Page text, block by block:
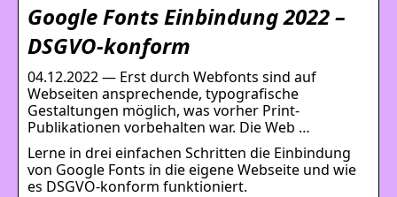
Google Fonts Einbindung 2022 –
DSGVO-konform
04.12.2022 — Erst durch Webfonts sind auf
Webseiten ansprechende, typografische
Gestaltungen möglich, was vorher Print-
Publikationen vorbehalten war. Die Web …
Lerne in drei einfachen Schritten die Einbindung
von Google Fonts in die eigene Webseite und wie
es DSGVO-konform funktioniert.